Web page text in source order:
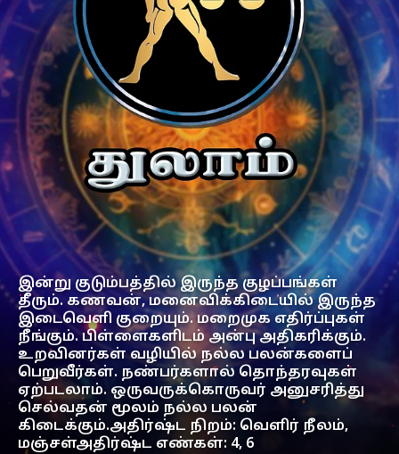
இன்று குடும்பத்தில் இருந்த குழப்பங்கள்
தீரும். கணவன், மனைவிக்கிடையில் இருந்த
இடைவெளி குறையும். மறைமுக எதிர்ப்புகள்
நீங்கும். பிள்ளைகளிடம் அன்பு அதிகரிக்கும்.
உறவினர்கள் வழியில் நல்ல பலன்களைப்
பெறுவீர்கள். நண்பர்களால் தொந்தரவுகள்
ஏற்படலாம். ஒருவருக்கொருவர் அனுசரித்து
செல்வதன் மூலம் நல்ல பலன்
கிடைக்கும்.அதிர்ஷ்ட நிறம்: வெளிர் நீலம்,
மஞ்சள்அதிர்ஷ்ட எண்கள்: 4, 6